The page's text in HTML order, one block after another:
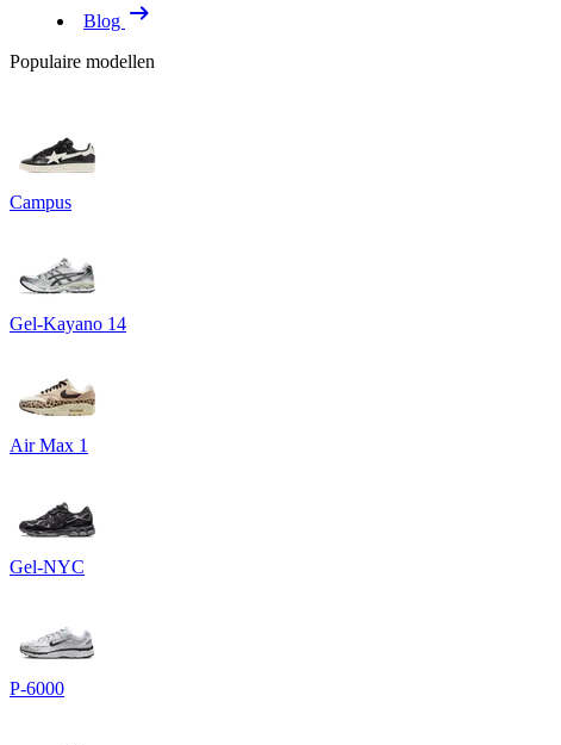
Blog
Populaire modellen
Campus
Gel-Kayano 14
Air Max 1
Gel-NYC
P-6000